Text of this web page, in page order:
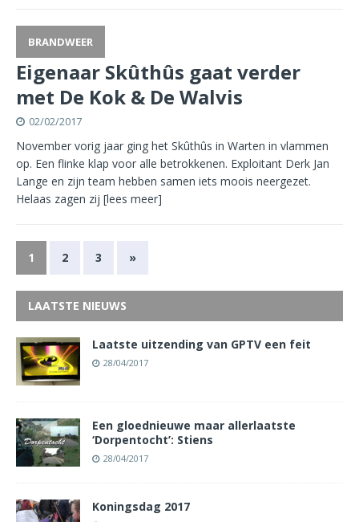
BRANDWEER
Eigenaar Skûthûs gaat verder
met De Kok & De Walvis
02/02/2017
November vorig jaar ging het Skûthûs in Warten in vlammen
op. Een flinke klap voor alle betrokkenen. Exploitant Derk Jan
Lange en zijn team hebben samen iets moois neergezet.
Helaas zagen zij [lees meer]
1 2 3 »
LAATSTE NIEUWS
Laatste uitzending van GPTV een feit
28/04/2017
Een gloednieuwe maar allerlaatste
‘Dorpentocht’: Stiens
28/04/2017
Koningsdag 2017